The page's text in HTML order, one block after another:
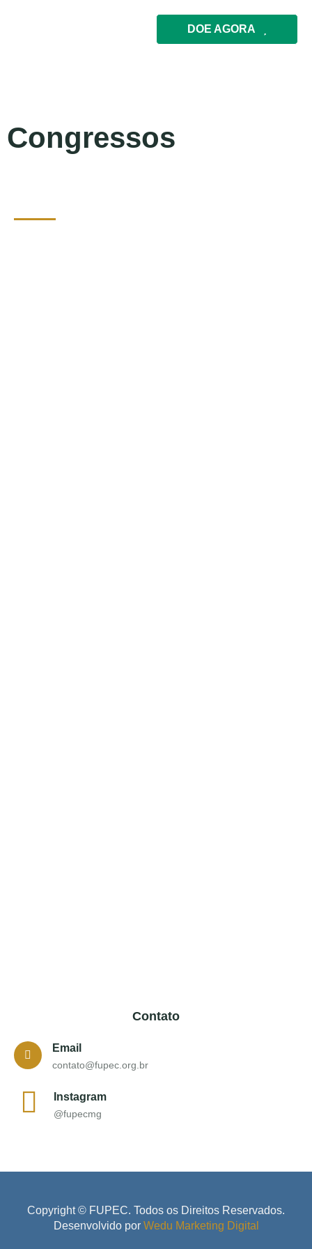
DOE AGORA
Congressos
Contato
Email
contato@fupec.org.br
Instagram
@fupecmg
Copyright © FUPEC. Todos os Direitos Reservados.
Desenvolvido por Wedu Marketing Digital